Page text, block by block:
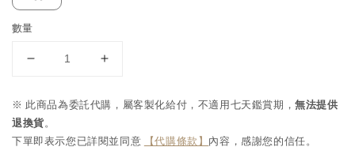
數量
※ 此商品為委託代購，屬客製化給付，不適用七天鑑賞期，無法提供
退換貨。
下單即表示您已詳閱並同意
【代購條款】 內容，感謝您的信任。